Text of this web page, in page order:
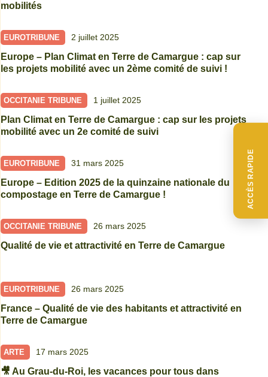
ACCÈS RAPIDE
mobilités
EUROTRIBUNE 2 juillet 2025
Europe – Plan Climat en Terre de Camargue : cap sur
les projets mobilité avec un 2ème comité de suivi !
OCCITANIE TRIBUNE 1 juillet 2025
Plan Climat en Terre de Camargue : cap sur les projets
mobilité avec un 2e comité de suivi
EUROTRIBUNE 31 mars 2025
Europe – Edition 2025 de la quinzaine nationale du
compostage en Terre de Camargue !
OCCITANIE TRIBUNE 26 mars 2025
Qualité de vie et attractivité en Terre de Camargue
EUROTRIBUNE 26 mars 2025
France – Qualité de vie des habitants et attractivité en
Terre de Camargue
ARTE 17 mars 2025
🎥 Au Grau-du-Roi, les vacances pour tous dans